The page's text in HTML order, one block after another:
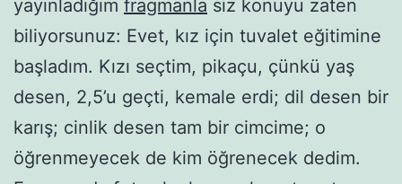
yayınladığım fragmanla siz konuyu zaten
biliyorsunuz: Evet, kız için tuvalet eğitimine
başladım. Kızı seçtim, pikaçu, çünkü yaş
desen, 2,5’u geçti, kemale erdi; dil desen bir
karış; cinlik desen tam bir cimcime; o
öğrenmeyecek de kim öğrenecek dedim.